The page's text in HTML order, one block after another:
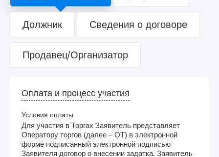
Должник Сведения о договоре
Продавец/Организатор
Оплата и процесс участия
Условия оплаты
Для участия в Торгах Заявитель представляет
Оператору торгов (далее – ОТ) в электронной
форме подписанный электронной подписью
Заявителя договор о внесении задатка. Заявитель